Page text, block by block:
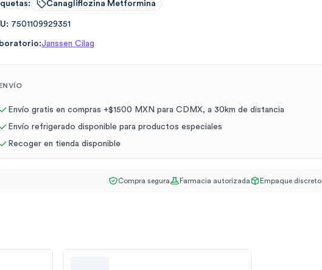
Canagliflozina Metformina
7501109929351
Janssen Cilag
ENVÍO
Envío gratis en compras +$1500 MXN para CDMX, a 30km de distancia
Envío refrigerado disponible para productos especiales
Recoger en tienda disponible
Compra segura Farmacia autorizada Empaque discreto